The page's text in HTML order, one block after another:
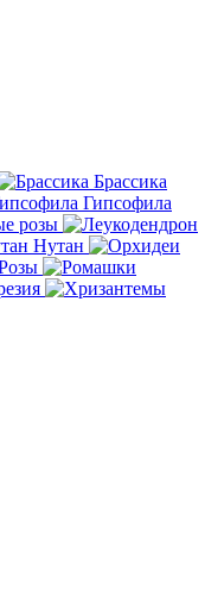
Брассика
Гипсофила
розы
Нутан